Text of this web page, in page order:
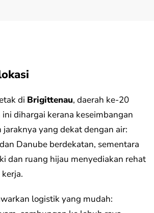
di Brigittenau, daerah ke-20
dihargai kerana keseimbangan
jaraknya yang dekat dengan air:
Danube berdekatan, sementara
dan ruang hijau menyediakan rehat
logistik yang mudah: